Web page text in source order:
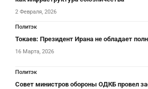
2 Февраля, 2026
Политэк
Токаев: Президент Ирана не обладает
16 Марта, 2026
Политэк
Совет министров обороны ОДКБ провел